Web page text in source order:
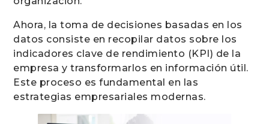
Ahora, la toma de decisiones basadas en los
datos consiste en recopilar datos sobre los
indicadores clave de rendimiento (KPI) de la
empresa y transformarlos en información útil.
Este proceso es fundamental en las
estrategias empresariales modernas.